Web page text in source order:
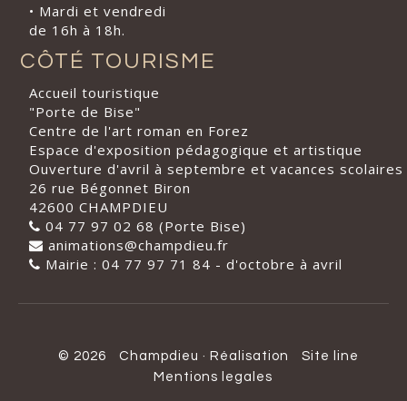
• Mardi et vendredi
de 16h à 18h.
CÔTÉ TOURISME
Accueil touristique
"Porte de Bise"
Centre de l'art roman en Forez
Espace d'exposition pédagogique et artistique
Ouverture d'avril à septembre et vacances scolaires
26 rue Bégonnet Biron
42600 CHAMPDIEU
04 77 97 02 68 (Porte Bise)
animations@champdieu.fr
Mairie : 04 77 97 71 84 - d'octobre à avril
© 2026 Champdieu · Réalisation
Site line
Mentions legales